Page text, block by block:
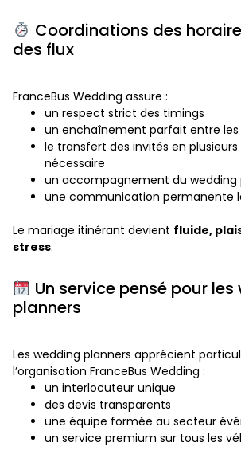
Coordinations des
des flux
FranceBus Wedding assure :
un respect strict des timings
un enchaînement parfait entre les
le transfert des invités en plusieurs
nécessaire
un accompagnement du wedding
une communication permanente
Le mariage itinérant devient fluide,
stress.
Un service pensé pour
planners
Les wedding planners apprécient
l’organisation FranceBus Wedding :
un interlocuteur unique
des devis transparents
une équipe formée au secteur
un service premium sur tous les